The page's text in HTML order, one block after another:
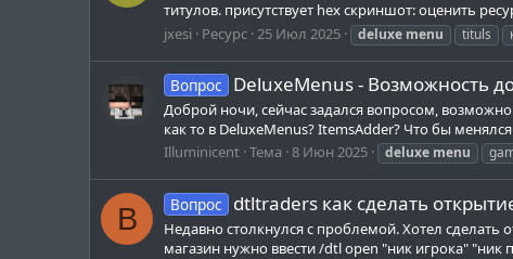
титулов. присутствует hex скриншот: оценить
jxesi
Ресурс 25 Июл 2025 deluxe menu tituls
Вопрос DeluxeMenus - Возможность
Доброй ночи, сейчас задался вопросом,
как то в DeluxeMenus? ItemsAdder? Что бы
Illuminicent Тема 8 Июн 2025 deluxe menu
B Вопрос dtltraders как сделать
Недавно столкнулся с проблемой. Хотел
магазин нужно ввести /dtl open "ник игрока" "ник